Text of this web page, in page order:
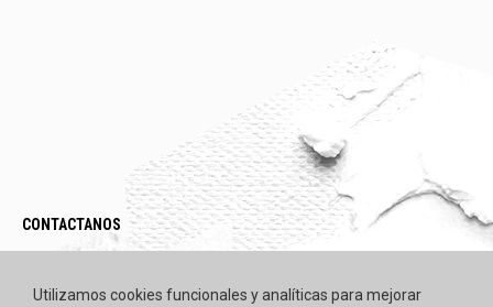
CONTACTANOS
Utilizamos cookies funcionales y analíticas para mejorar